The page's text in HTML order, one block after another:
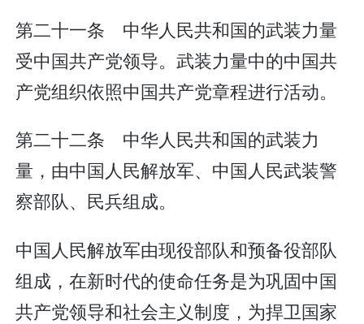
第二十一条 中华人民共和国的武装力量
受中国共产党领导。武装力量中的中国共
产党组织依照中国共产党章程进行活动。
第二十二条 中华人民共和国的武装力
量，由中国人民解放军、中国人民武装警
察部队、民兵组成。
中国人民解放军由现役部队和预备役部队
组成，在新时代的使命任务是为巩固中国
共产党领导和社会主义制度，为捍卫国家